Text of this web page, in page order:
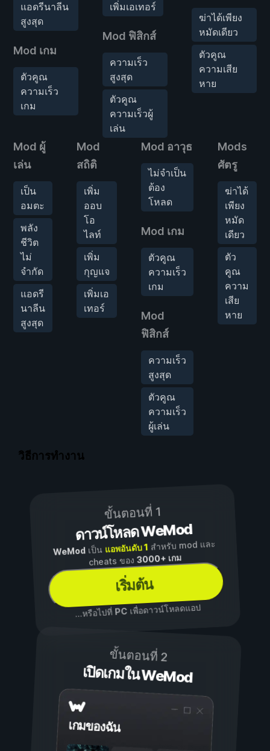
แอดรีนาลีน
สูงสุด
Mod เกม
ตัวคูณ
ความเร็ว
เกม
เพิ่มเอเทอร์
Mod ฟิสิกส์
ความเร็ว
สูงสุด
ตัวคูณ
ความเร็วผู้
เล่น
ฆ่าได้เพียง
หมัดเดียว
ตัวคูณ
ความเสีย
หาย
Mod ผู้
เล่น
เป็น
อมตะ
พลัง
ชีวิต
ไม่
จำกัด
แอดรี
นาลีน
สูงสุด
Mod
สถิติ
เพิ่ม
ออบ
โอ
ไลท์
เพิ่ม
กุญแจ
เพิ่มเอ
เทอร์
Mod อาวุธ
ไม่จำเป็น
ต้อง
โหลด
Mod เกม
ตัวคูณ
ความเร็ว
เกม
Mod
ฟิสิกส์
ความเร็ว
สูงสุด
ตัวคูณ
ความเร็ว
ผู้เล่น
Mods
ศัตรู
ฆ่าได้
เพียง
หมัด
เดียว
ตัว
คูณ
ความ
เสีย
หาย
วิธีการทำงาน
ขั้นตอนที่ 1
ดาวน์โหลด WeMod
WeModเป็น แอพอันดับ 1 สำหรับ mod และ
cheats ของ3000+ เกม
เริ่มต้น
...หรือไปที่ PCเพื่อดาวน์โหลดแอป
ขั้นตอนที่ 2
เปิดเกมใน WeMod
เกมของฉัน